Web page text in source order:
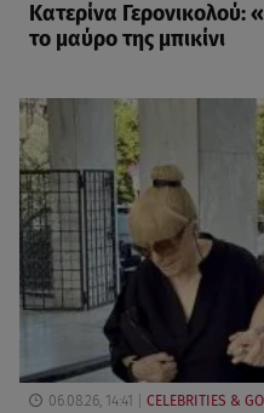
Κατερίνα
το μαύρο της μπικίνι
06.08.26, 14:41 CELEBRITIES &